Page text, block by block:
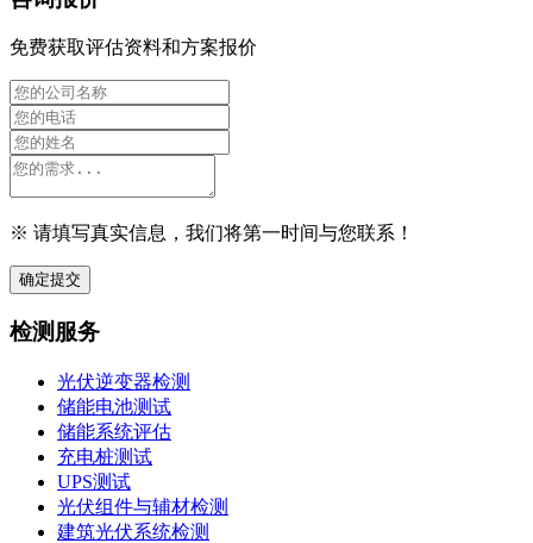
免费获取评估资料和方案报价
※ 请填写真实信息，我们将第一时间与您联系！
确定提交
检测服务
光伏逆变器检测
储能电池测试
储能系统评估
充电桩测试
UPS测试
光伏组件与辅材检测
建筑光伏系统检测